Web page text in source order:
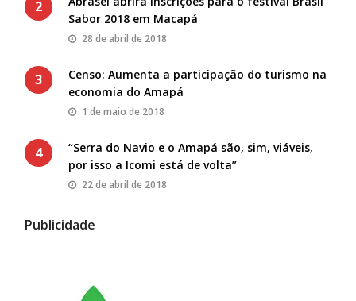
2
Sabor 2018 em Macapá
28 de abril de 2018
3
Censo: Aumenta a participação do turismo na
economia do Amapá
1 de maio de 2018
4
“Serra do Navio e o Amapá são, sim, viáveis,
por isso a Icomi está de volta”
22 de abril de 2018
Publicidade